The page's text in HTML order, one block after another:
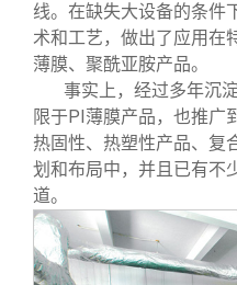
线。在缺失大设备的条件
术和工艺，做出了应用在
薄膜、聚酰亚胺产品。
事实上，经过多年沉
限于PI薄膜产品，也推广
热固性、热塑性产品、复
划和布局中，并且已有不
道。